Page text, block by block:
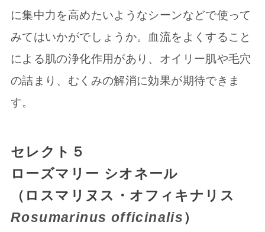
に集中力を高めたいようなシーンなどで使って
みてはいかがでしょうか。血流をよくすること
による肌の浄化作用があり、オイリー肌や毛穴
の詰まり、むくみの解消に効果が期待できま
す。
セレクト５
ローズマリー シオネール
（ロスマリヌス・オフィキナリス
Rosumarinus officinalis）